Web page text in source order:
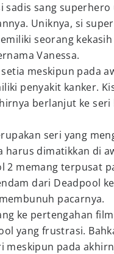
sadis sang
Uniknya, si
seorang
Vanessa.
meskipun pada
penyakit kanker.
berlanjut ke seri
seri yang
harus dimatikkan di
2 memang terpusat
dari Deadpool
pacarnya.
ke pertengahan
yang frustrasi.
meskipun pada